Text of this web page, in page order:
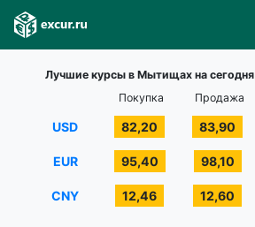
Лучшие курсы в Мытищах на сегодня
Покупка
Продажа
USD 82,20 83,90
EUR 95,40 98,10
CNY 12,46 12,60